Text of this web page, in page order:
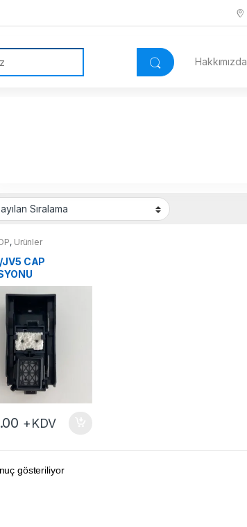
Hakkımızda
, Ürünler
CAP
+KDV
gösteriliyor